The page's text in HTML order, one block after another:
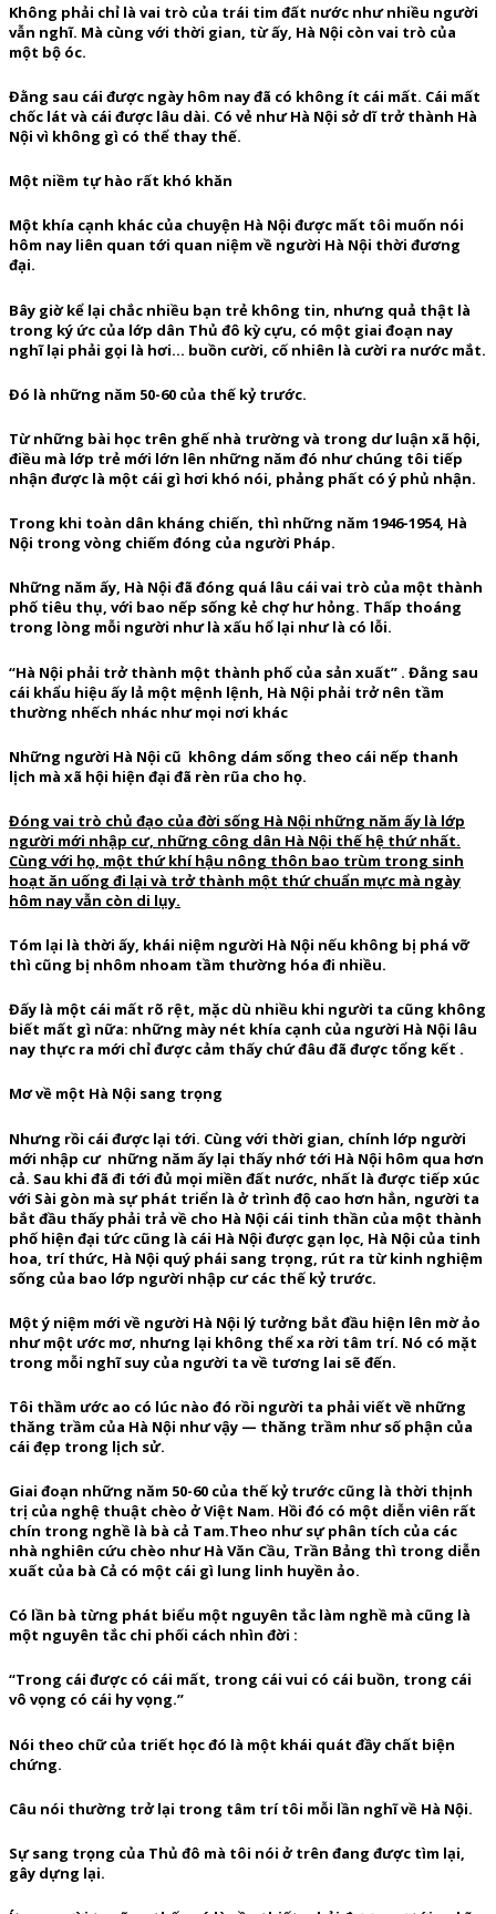
Không phải chỉ là vai trò của trái tim đất nước như nhiều người
vẫn nghĩ. Mà cùng với thời gian, từ ấy, Hà Nội còn vai trò của
một bộ óc.
Đằng sau cái được ngày hôm nay đã có không ít cái mất. Cái mất
chốc lát và cái được lâu dài. Có vẻ như Hà Nội sở dĩ trở thành Hà
Nội vì không gì có thể thay thế.
Một niềm tự hào rất khó khăn
Một khía cạnh khác của chuyện Hà Nội được mất tôi muốn nói
hôm nay liên quan tới quan niệm về người Hà Nội thời đương
đại.
Bây giờ kể lại chắc nhiều bạn trẻ không tin, nhưng quả thật là
trong ký ức của lớp dân Thủ đô kỳ cựu, có một giai đoạn nay
nghĩ lại phải gọi là hơi… buồn cười, cố nhiên là cười ra nước mắt.
Đó là những năm 50-60 của thế kỷ trước.
Từ những bài học trên ghế nhà trường và trong dư luận xã hội,
điều mà lớp trẻ mới lớn lên những năm đó như chúng tôi tiếp
nhận được là một cái gì hơi khó nói, phảng phất có ý phủ nhận.
Trong khi toàn dân kháng chiến, thì những năm 1946-1954, Hà
Nội trong vòng chiếm đóng của người Pháp.
Những năm ấy, Hà Nội đã đóng quá lâu cái vai trò của một thành
phố tiêu thụ, với bao nếp sống kẻ chợ hư hỏng. Thấp thoáng
trong lòng mỗi người như là xấu hổ lại như là có lỗi.
“Hà Nội phải trở thành một thành phố của sản xuất” . Đằng sau
cái khẩu hiệu ấy lả một mệnh lệnh, Hà Nội phải trở nên tầm
thường nhếch nhác như mọi nơi khác
Những người Hà Nội cũ không dám sống theo cái nếp thanh
lịch mà xã hội hiện đại đã rèn rũa cho họ.
Đóng vai trò chủ đạo của đời sống Hà Nội những năm ấy là lớp
người mới nhập cư, những công dân Hà Nội thế hệ thứ nhất.
Cùng với họ, một thứ khí hậu nông thôn bao trùm trong sinh
hoạt ăn uống đi lại và trở thành một thứ chuẩn mực mà ngày
hôm nay vẫn còn di lụy.
Tóm lại là thời ấy, khái niệm người Hà Nội nếu không bị phá vỡ
thì cũng bị nhôm nhoam tầm thường hóa đi nhiều.
Đấy là một cái mất rõ rệt, mặc dù nhiều khi người ta cũng không
biết mất gì nữa: những mày nét khía cạnh của người Hà Nội lâu
nay thực ra mới chỉ được cảm thấy chứ đâu đã được tổng kết .
Mơ về một Hà Nội sang trọng
Nhưng rồi cái được lại tới. Cùng với thời gian, chính lớp người
mới nhập cư những năm ấy lại thấy nhớ tới Hà Nội hôm qua hơn
cả. Sau khi đã đi tới đủ mọi miền đất nước, nhất là được tiếp xúc
với Sài gòn mà sự phát triển là ở trình độ cao hơn hẳn, người ta
bắt đầu thấy phải trả về cho Hà Nội cái tinh thần của một thành
phố hiện đại tức cũng là cái Hà Nội được gạn lọc, Hà Nội của tinh
hoa, trí thức, Hà Nội quý phái sang trọng, rút ra từ kinh nghiệm
sống của bao lớp người nhập cư các thế kỷ trước.
Một ý niệm mới về người Hà Nội lý tưởng bắt đầu hiện lên mờ ảo
như một ước mơ, nhưng lại không thể xa rời tâm trí. Nó có mặt
trong mỗi nghĩ suy của người ta về tương lai sẽ đến.
Tôi thầm ước ao có lúc nào đó rồi người ta phải viết về những
thăng trầm của Hà Nội như vậy — thăng trầm như số phận của
cái đẹp trong lịch sử.
Giai đoạn những năm 50-60 của thế kỷ trước cũng là thời thịnh
trị của nghệ thuật chèo ở Việt Nam. Hồi đó có một diễn viên rất
chín trong nghề là bà cả Tam.Theo như sự phân tích của các
nhà nghiên cứu chèo như Hà Văn Cầu, Trần Bảng thì trong diễn
xuất của bà Cả có một cái gì lung linh huyền ảo.
Có lần bà từng phát biểu một nguyên tắc làm nghề mà cũng là
một nguyên tắc chi phối cách nhìn đời :
“Trong cái được có cái mất, trong cái vui có cái buồn, trong cái
vô vọng có cái hy vọng.”
Nói theo chữ của triết học đó là một khái quát đầy chất biện
chứng.
Câu nói thường trở lại trong tâm trí tôi mỗi lần nghĩ về Hà Nội.
Sự sang trọng của Thủ đô mà tôi nói ở trên đang được tìm lại,
gây dựng lại.